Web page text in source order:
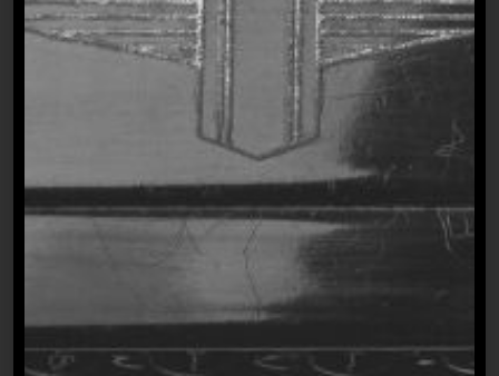
ÜBER MICH
Hi! Ich bin Jelena,
Mentorin für junge